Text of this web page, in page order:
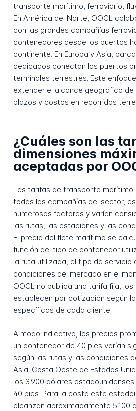
transporte marítimo, ferroviario,
En América del Norte, OOCL
con las grandes compañías
contenedores desde los puertos
continente. En Europa y Asia,
dedicados conectan los puertos
terminales terrestres. Este
extender el alcance geográfico
plazos y costos en recorridos
¿Cuáles son las
dimensiones
aceptadas por
Las tarifas de transporte marítimo
todas las compañías del sector,
numerosos factores y varían
las rutas, las estaciones y las
El precio del flete marítimo se
función del tipo de contenedor
la ruta utilizada, el tipo de servicio
condiciones del mercado en el
OOCL no publica una tarifa fija,
establecen por cotización según
específicas de cada cliente.
A modo indicativo, los precios
un contenedor de 40 pies varían
según las rutas y las condiciones
Asia-Costa Oeste de Estados
los 3.900 dólares
40 pies. Para la costa este
alcanzan aproximadamente 5.100